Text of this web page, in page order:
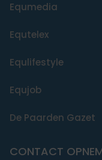
Equmedia
Equtelex
Equlifestyle
Equjob
De Paarden Gazet
CONTACT